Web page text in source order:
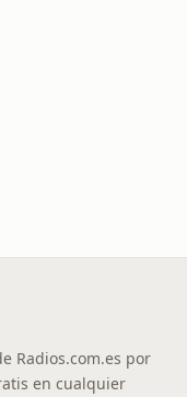
Radios.com.es por
en cualquier